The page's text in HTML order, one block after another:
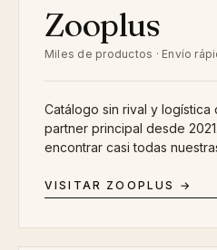
Zooplus
Miles de productos · Envío
Catálogo sin rival y logística
partner principal desde
encontrar casi todas
VISITAR ZOOPLUS →